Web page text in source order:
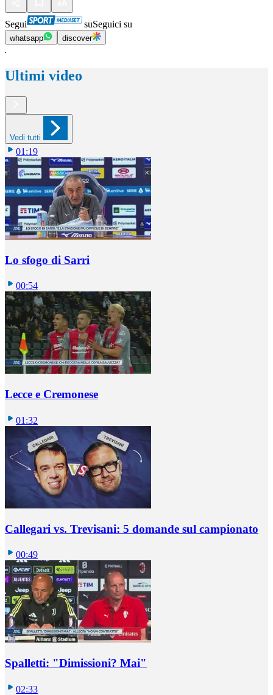
Segui suSeguici su
whatsapp discover
Ultimi video
Vedi tutti
01:19
Lo sfogo di Sarri
00:54
Lecce e Cremonese
01:32
Callegari vs. Trevisani: 5 domande sul campionato
00:49
Spalletti: "Dimissioni? Mai"
02:33